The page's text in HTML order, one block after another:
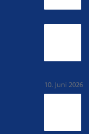
10. Juni 2026